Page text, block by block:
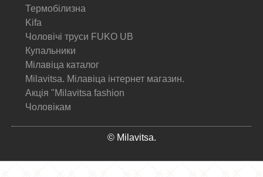
Термобілизна
Kifa
Чоловічі труси FUKO UB
Купальники
Мілавіца каталог
Milavitsa. Мілавіца інтернет магазин.
Акція "Milavitsa fashion
Чоловікам
© Milavitsa.